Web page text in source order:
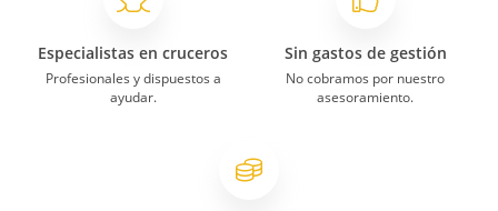
Especialistas en cruceros
Profesionales y dispuestos a
ayudar.
Sin gastos de gestión
No cobramos por nuestro
asesoramiento.